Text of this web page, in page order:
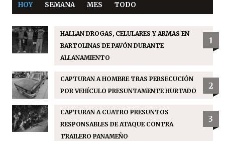
HOY SEMANA MES TODO
HALLAN DROGAS, CELULARES Y ARMAS EN
BARTOLINAS DE PAVÓN DURANTE
ALLANAMIENTO
1
CAPTURAN A HOMBRE TRAS PERSECUCIÓN
POR VEHÍCULO PRESUNTAMENTE HURTADO
2
CAPTURAN A CUATRO PRESUNTOS
RESPONSABLES DE ATAQUE CONTRA
TRAILERO PANAMEÑO
3